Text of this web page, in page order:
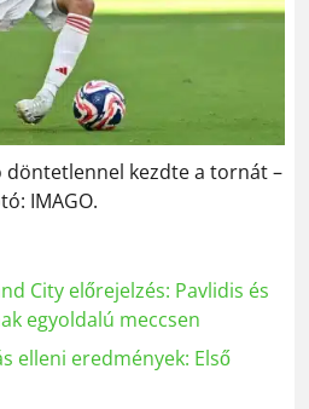
döntetlennel kezdte a tornát –
IMAGO.
City előrejelzés: Pavlidis és
egyoldalú meccsen
elleni eredmények: Első